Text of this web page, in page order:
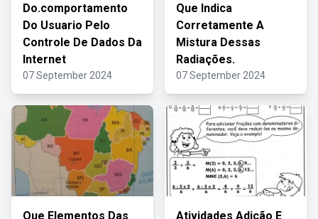
Do.comportamento
Do Usuario Pelo
Controle De Dados Da
Internet
07 September 2024
Que Indica
Corretamente A
Mistura Dessas
Radiações.
07 September 2024
Que Elementos Das Atividades Adição E